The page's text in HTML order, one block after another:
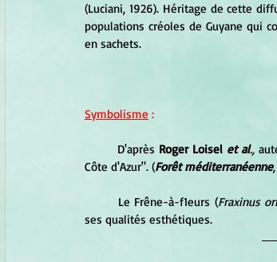
(Luciani, 1926). Héritage de cette
populations créoles de Guyane qui
en sachets.
Symbolisme :
	D'après
Roger Loisel et al.,
Côte d'Azur". (Forêt méditerranéenne
	Le Frêne-à-f1eurs (
Fraxinus
ses qualités esthétiques.